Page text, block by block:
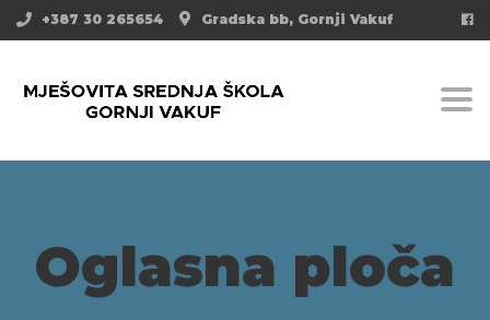
Gradska bb, Gornji Vakuf
+387 30 265654
Oglasna ploča